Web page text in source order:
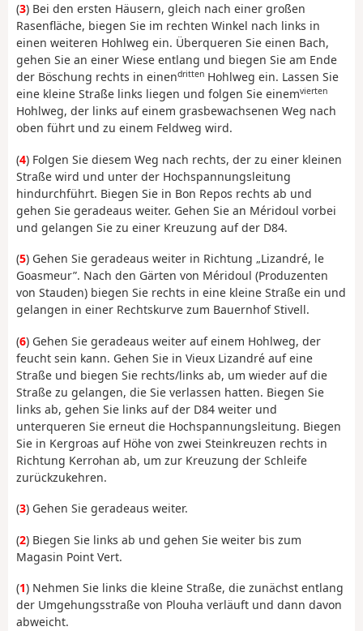
(3) Bei den ersten Häusern, gleich nach einer großen
Rasenfläche, biegen Sie im rechten Winkel nach links in
einen weiteren Hohlweg ein. Überqueren Sie einen Bach,
gehen Sie an einer Wiese entlang und biegen Sie am Ende
der Böschung rechts in einendritten Hohlweg ein. Lassen Sie
eine kleine Straße links liegen und folgen Sie einemvierten
Hohlweg, der links auf einem grasbewachsenen Weg nach
oben führt und zu einem Feldweg wird.
(4) Folgen Sie diesem Weg nach rechts, der zu einer kleinen
Straße wird und unter der Hochspannungsleitung
hindurchführt. Biegen Sie in Bon Repos rechts ab und
gehen Sie geradeaus weiter. Gehen Sie an Méridoul vorbei
und gelangen Sie zu einer Kreuzung auf der D84.
(5) Gehen Sie geradeaus weiter in Richtung „Lizandré, le
Goasmeur”. Nach den Gärten von Méridoul (Produzenten
von Stauden) biegen Sie rechts in eine kleine Straße ein und
gelangen in einer Rechtskurve zum Bauernhof Stivell.
(6) Gehen Sie geradeaus weiter auf einem Hohlweg, der
feucht sein kann. Gehen Sie in Vieux Lizandré auf eine
Straße und biegen Sie rechts/links ab, um wieder auf die
Straße zu gelangen, die Sie verlassen hatten. Biegen Sie
links ab, gehen Sie links auf der D84 weiter und
unterqueren Sie erneut die Hochspannungsleitung. Biegen
Sie in Kergroas auf Höhe von zwei Steinkreuzen rechts in
Richtung Kerrohan ab, um zur Kreuzung der Schleife
zurückzukehren.
(3) Gehen Sie geradeaus weiter.
(2) Biegen Sie links ab und gehen Sie weiter bis zum
Magasin Point Vert.
(1) Nehmen Sie links die kleine Straße, die zunächst entlang
der Umgehungsstraße von Plouha verläuft und dann davon
abweicht.